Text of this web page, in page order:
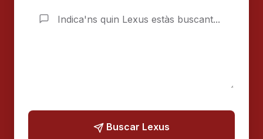
Buscar Lexus